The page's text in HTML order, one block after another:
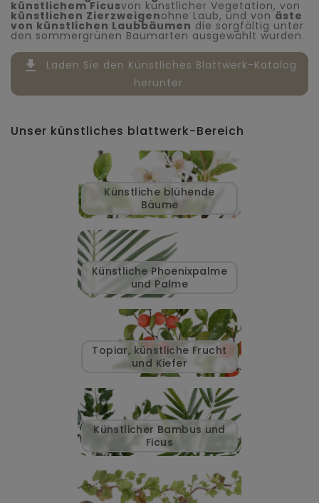
künstlichem Ficusvon künstlicher Vegetation, von
künstlichen Zierzweigenohne Laub, und vonäste
von künstlichen Laubbäumen die sorgfältig unter
den sommergrünen Baumarten ausgewählt wurden.
file_download
Laden Sie den Künstliches Blattwerk-Katalog
herunter.
Unser künstliches blattwerk-Bereich
Künstliche blühende
Bäume
Künstliche Phoenixpalme
und Palme
Topiar, künstliche Frucht
und Kiefer
Künstlicher Bambus und
Ficus